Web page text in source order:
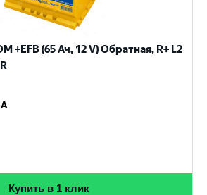
+EFB (65 Ач, 12 V) Обратная, R+ L2
Купить в 1 клик